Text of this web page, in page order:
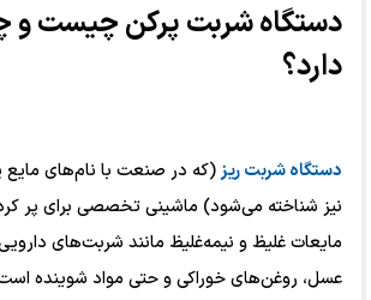
دستگاه شربت پرکن چیست و
دارد؟
دستگاه شربت ریز(که در صنعت با نام‌های مایع
نیز شناخته می‌شود) ماشینی تخصصی برای پر
مایعات غلیظ و نیمه‌غلیظ مانند شربت‌های
عسل، روغن‌های خوراکی و حتی مواد شوینده